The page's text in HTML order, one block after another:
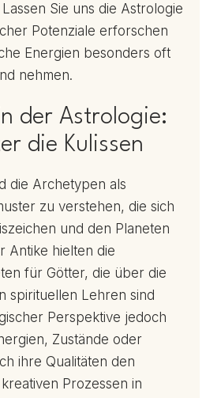
Sie uns die Astrologie
Potenziale erforschen
Energien besonders oft
nehmen.
der Astrologie:
die Kulissen
die Archetypen als
zu verstehen, die sich
und den Planeten
Antike hielten die
für Götter, die über die
spirituellen Lehren sind
Perspektive jedoch
Zustände oder
ihre Qualitäten den
Prozessen in